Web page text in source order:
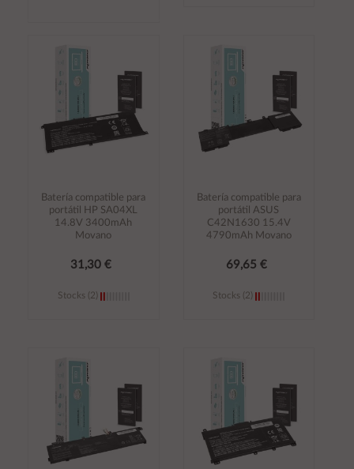
carrito
carrito
Batería compatible para
portátil HP SA04XL
14.8V 3400mAh
Movano
31,30 €
Stocks (2)
carrito
Batería compatible para
portátil ASUS
C42N1630 15.4V
4790mAh Movano
69,65 €
Stocks (2)
carrito